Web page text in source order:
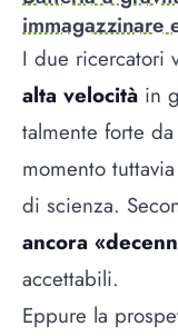
immagazzinare
I due ricercatori
alta velocità in
talmente forte
momento
di scienza.
ancora
accettabili.
Eppure la